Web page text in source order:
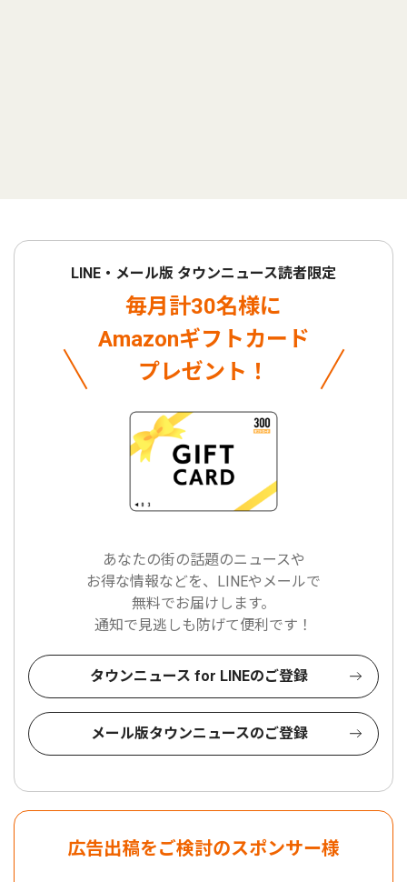
LINE・メール版 タウンニュース読者限定
毎月計30名様に
Amazonギフトカード
プレゼント！
あなたの街の話題のニュースや
お得な情報などを、LINEやメールで
無料でお届けします。
通知で見逃しも防げて便利です！
タウンニュース for LINEのご登録
メール版タウンニュースのご登録
広告出稿をご検討のスポンサー様